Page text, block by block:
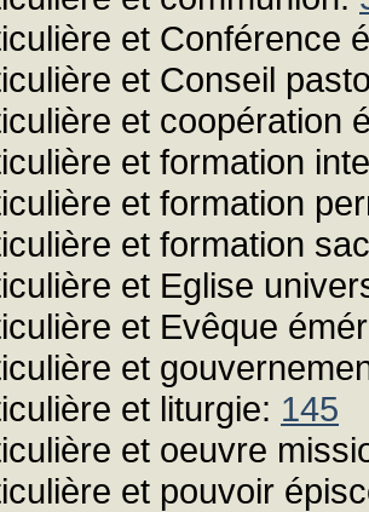
et Conférence
et Conseil
et coopération
et formation
et formation
et formation
et Eglise
et Evêque
et
et liturgie: 145
et oeuvre
et pouvoir